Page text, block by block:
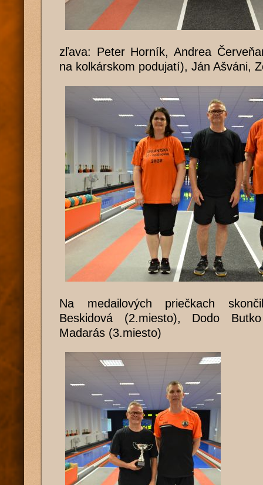
zľava: Peter Horník, Andrea
na kolkárskom podujatí), Ján Ašváni,
Na medailových priečkach
Beskidová (2.miesto), Dodo
Madarás (3.miesto)